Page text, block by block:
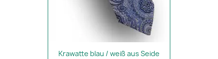
Krawatte blau / weiß aus Seide